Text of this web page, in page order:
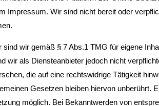
Impressum. Wir sind nicht bereit oder
sind wir gemäß § 7 Abs.1 TMG für eigene
wir als Diensteanbieter jedoch nicht
die auf eine rechtswidrige Tätigkeit
Gesetzen bleiben hiervon unberührt.
möglich. Bei Bekanntwerden von